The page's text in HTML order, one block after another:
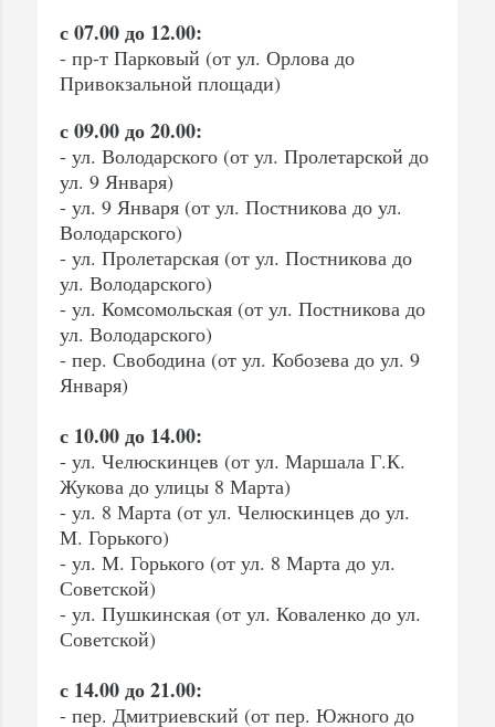
с 07.00 до 12.00:
- пр-т Парковый (от ул. Орлова до
Привокзальной площади)
с 09.00 до 20.00:
- ул. Володарского (от ул. Пролетарской до
ул. 9 Января)
- ул. 9 Января (от ул. Постникова до ул.
Володарского)
- ул. Пролетарская (от ул. Постникова до
ул. Володарского)
- ул. Комсомольская (от ул. Постникова до
ул. Володарского)
- пер. Свободина (от ул. Кобозева до ул. 9
Января)
с 10.00 до 14.00:
- ул. Челюскинцев (от ул. Маршала Г.К.
Жукова до улицы 8 Марта)
- ул. 8 Марта (от ул. Челюскинцев до ул.
М. Горького)
- ул. М. Горького (от ул. 8 Марта до ул.
Советской)
- ул. Пушкинская (от ул. Коваленко до ул.
Советской)
с 14.00 до 21.00:
- пер. Дмитриевский (от пер. Южного до